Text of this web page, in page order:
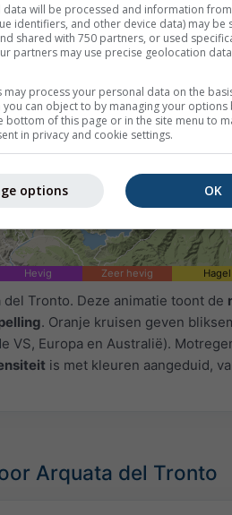
Hevig Zeer hevig Hagel
Tronto. Deze animatie toont de
. Oranje kruisen geven
VS, Europa en Australië).
is met kleuren aangeduid,
Arquata del Tronto
data will be processed and information
identifiers, and other device data) may be
shared with 750 partners, or used
partners may use precise geolocation
may process your personal data on the
you can object to by managing your options
bottom of this page or in the site menu to
in privacy and cookie settings.
OK
options